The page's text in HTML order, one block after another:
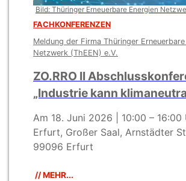
Bild: Thüringer Erneuerbare Energien
FACHKONFERENZEN
Meldung der Firma Thüringer
Netzwerk (ThEEN) e.V.
ZO.RRO II
„Industrie kann
Am 18. Juni 2026 | 10:00 – 16:00
Erfurt, Großer Saal, Arnstädter
99096 Erfurt
// MEHR...